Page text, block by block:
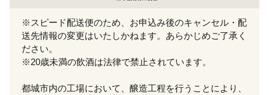
※スピード配送便のため、お申込み後のキャンセル・配
送先情報の変更はいたしかねます。あらかじめご了承く
ださい。
※20歳未満の飲酒は法律で禁止されています。
都城市内の工場において、醸造工程を行うことにより、